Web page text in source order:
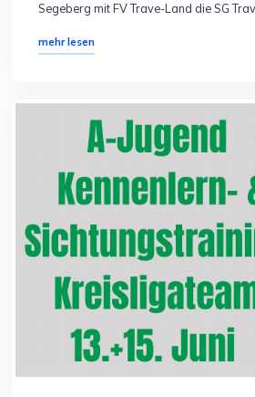
Segeberg mit FV Trave-Land die SG
mehr lesen"Volle
die
D-
Jugend!"